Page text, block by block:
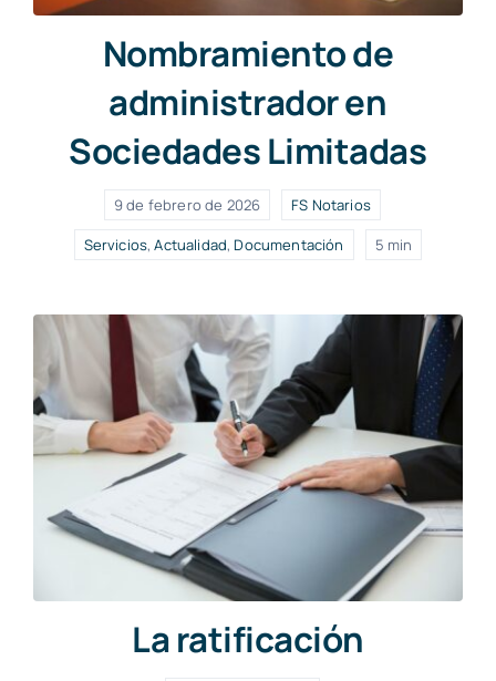
Nombramiento de
administrador en
Sociedades Limitadas
9 de febrero de 2026
FS Notarios
Servicios,Actualidad,Documentación 5 min
La ratificación